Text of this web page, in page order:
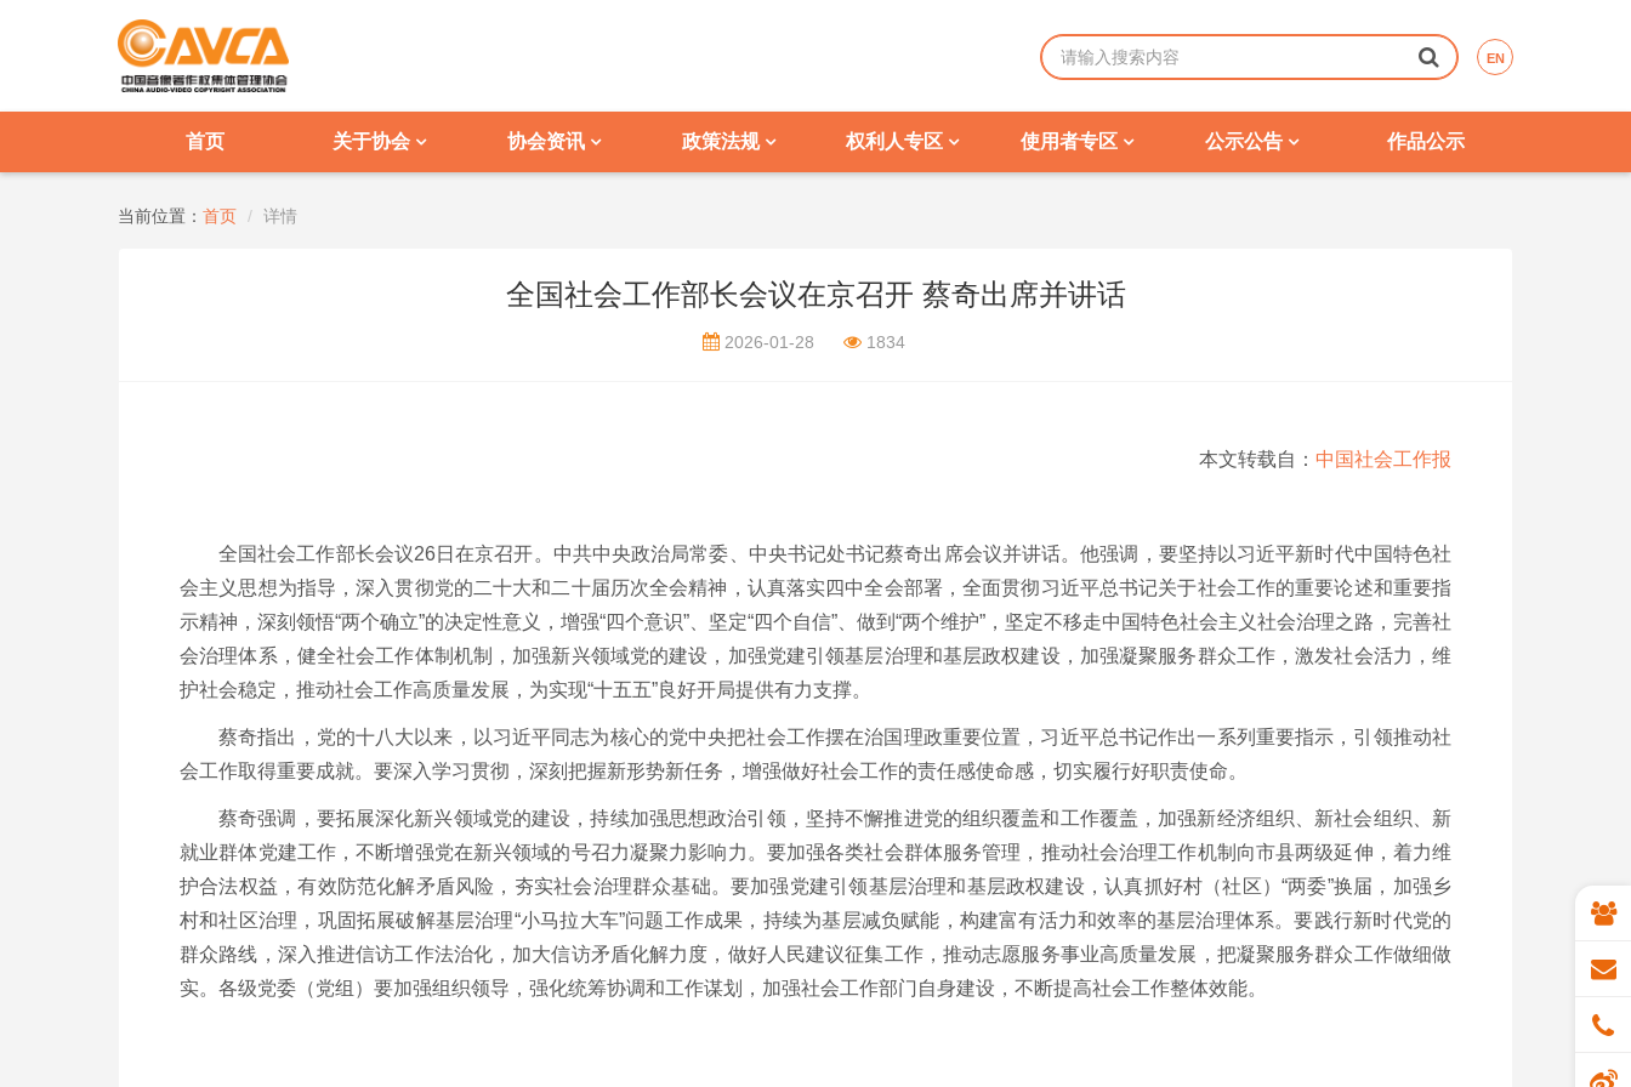
EN
首页 关于协会 协会资讯 政策法规 权利人专区 使用者专区 公示公告 作品公示
当前位置： 首页 详情
全国社会工作部长会议在京召开 蔡奇出席并讲话
2026-01-28 1834
本文转载自： 中国社会工作报
全国社会工作部长会议26日在京召开。中共中央政治局常委、中央书记处书记蔡奇出席会议并讲话。他强调，要坚持以习近平新时代中国特色社
会主义思想为指导，深入贯彻党的二十大和二十届历次全会精神，认真落实四中全会部署，全面贯彻习近平总书记关于社会工作的重要论述和重要指
示精神，深刻领悟“两个确立”的决定性意义，增强“四个意识”、坚定“四个自信”、做到“两个维护”，坚定不移走中国特色社会主义社会治理之路，完善社
会治理体系，健全社会工作体制机制，加强新兴领域党的建设，加强党建引领基层治理和基层政权建设，加强凝聚服务群众工作，激发社会活力，维
护社会稳定，推动社会工作高质量发展，为实现“十五五”良好开局提供有力支撑。
蔡奇指出，党的十八大以来，以习近平同志为核心的党中央把社会工作摆在治国理政重要位置，习近平总书记作出一系列重要指示，引领推动社
会工作取得重要成就。要深入学习贯彻，深刻把握新形势新任务，增强做好社会工作的责任感使命感，切实履行好职责使命。
蔡奇强调，要拓展深化新兴领域党的建设，持续加强思想政治引领，坚持不懈推进党的组织覆盖和工作覆盖，加强新经济组织、新社会组织、新
就业群体党建工作，不断增强党在新兴领域的号召力凝聚力影响力。要加强各类社会群体服务管理，推动社会治理工作机制向市县两级延伸，着力维
护合法权益，有效防范化解矛盾风险，夯实社会治理群众基础。要加强党建引领基层治理和基层政权建设，认真抓好村（社区）“两委”换届，加强乡
村和社区治理，巩固拓展破解基层治理“小马拉大车”问题工作成果，持续为基层减负赋能，构建富有活力和效率的基层治理体系。要践行新时代党的
群众路线，深入推进信访工作法治化，加大信访矛盾化解力度，做好人民建议征集工作，推动志愿服务事业高质量发展，把凝聚服务群众工作做细做
实。各级党委（党组）要加强组织领导，强化统筹协调和工作谋划，加强社会工作部门自身建设，不断提高社会工作整体效能。